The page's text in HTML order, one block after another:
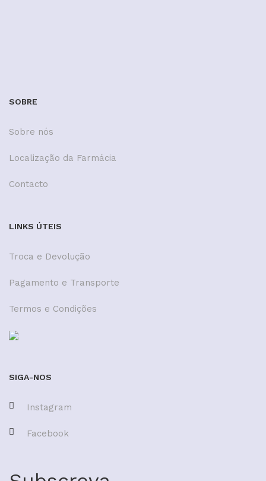
SOBRE
Sobre nós
Localização da Farmácia
Contacto
LINKS ÚTEIS
Troca e Devolução
Pagamento e Transporte
Termos e Condições
SIGA-NOS
Instagram
Facebook